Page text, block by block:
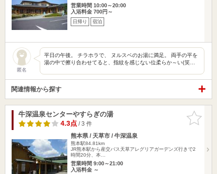
営業時間 10:00～20:00
入浴料金 700円～
日帰り 宿泊
匿名
平日の午後。 チラホラで、 ヌルスベのお湯に満足。 両手の平を
湯の中で擦り合わせてると、指紋を感じない位柔らか～い(笑…
関連情報から探す
お気に入
りに追加
牛深温泉センターやすらぎの湯
4.3点/ 3 件
熊本県 / 天草市 / 牛深温泉
熊本駅84.81km
JR熊本駅から産交バス天草アレグリアガーデンズ行きで2
時間20分、本…
営業時間 9:00～21:00
入浴料金 ～